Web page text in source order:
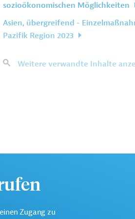
sozioökonomischen Möglichkeiten
Asien, übergreifend -
Pazifik Region 2023
Weitere verwandte Inhalte
Zugang zu